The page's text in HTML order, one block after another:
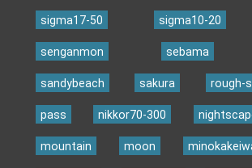
sigma17-50 sigma10-20
senganmon sebama
sandybeach sakura rough-
pass nikkor70-300
mountain moon